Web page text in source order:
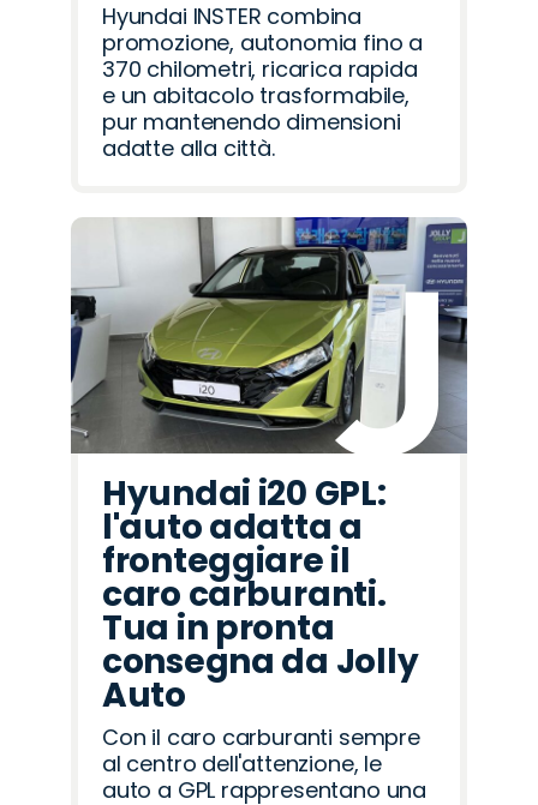
Hyundai INSTER combina
promozione, autonomia fino a
370 chilometri, ricarica rapida
e un abitacolo trasformabile,
pur mantenendo dimensioni
adatte alla città.
Hyundai i20 GPL:
l'auto adatta a
fronteggiare il
caro carburanti.
Tua in pronta
consegna da Jolly
Auto
Con il caro carburanti sempre
al centro dell'attenzione, le
auto a GPL rappresentano una